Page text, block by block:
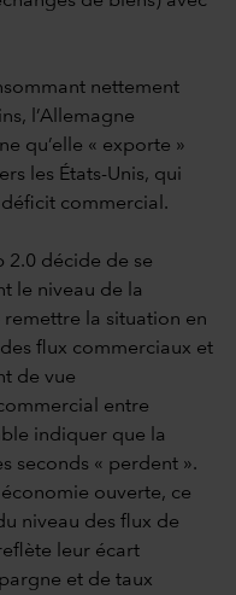
nettement
l’Allemagne
qu’elle « exporte »
les États-Unis, qui
commercial.
2.0 décide de se
le niveau de la
la situation en
flux commerciaux et
de vue
entre
indiquer que la
seconds « perdent ».
ouverte, ce
niveau des flux de
leur écart
et de taux